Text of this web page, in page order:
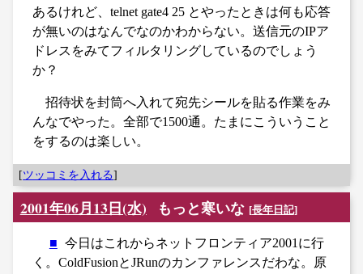
あるけれど、telnet gate4 25 とやったときは何も応答
が無いのはなんでなのかわからない。送信元のIPア
ドレスをみてフィルタリングしているのでしょう
か？
招待状を封筒へ入れて宛先シールを貼る作業をみ
んなでやった。全部で1500通。たまにこういうこと
をするのは楽しい。
[ツッコミを入れる]
2001年06月13日(水) もっと寒いな [長年日記]
■ 今日はこれからネットフロンティア2001に行
く。ColdFusionとJRunのカンファレンスだわな。原